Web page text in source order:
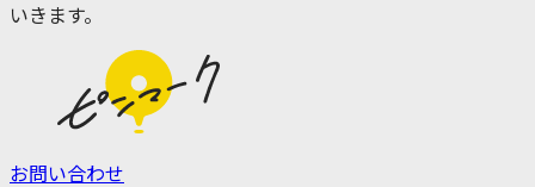
いきます。
お問い合わせ